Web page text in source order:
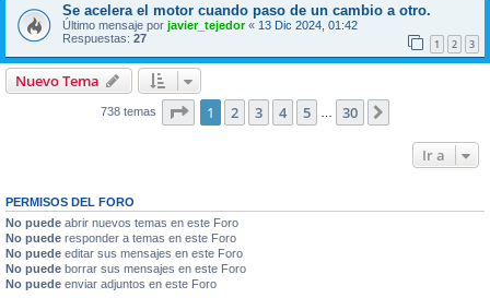
Se acelera el motor cuando paso de un cambio a otro.
Último mensaje por javier_tejedor« 13 Dic 2024, 01:42
Respuestas: 27 1 2 3
Nuevo Tema
738 temas Página de 30
1 2 3 4 5 30
Ir a
PERMISOS DEL FORO
No puede abrir nuevos temas en este Foro
No puede responder a temas en este Foro
No puede editar sus mensajes en este Foro
No puede borrar sus mensajes en este Foro
No puede enviar adjuntos en este Foro